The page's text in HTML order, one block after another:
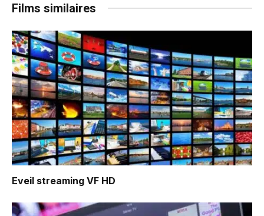
Films similaires
Eveil streaming VF HD